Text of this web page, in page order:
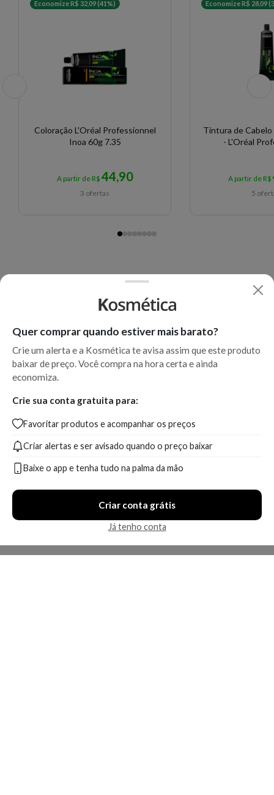
Economize R$ 32,09 (41%)
Coloração L'Oréal Professionnel
Inoa 60g 7.35
A partir de R$ 44,90
3 ofertas
Economize R$ 28,09
Tintura de Cabelo
- L'Oréal
A partir de R$
5
Quer comprar quando estiver mais barato?
Crie um alerta e a Kosmética te avisa assim que este produto
baixar de preço. Você compra na hora certa e ainda
economiza.
Crie sua conta gratuita para:
Favoritar produtos e acompanhar os preços
Criar alertas e ser avisado quando o preço baixar
Baixe o app e tenha tudo na palma da mão
Criar conta grátis
Já tenho conta